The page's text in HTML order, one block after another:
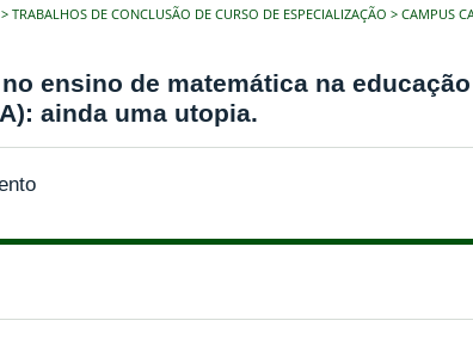
TRABALHOS DE CONCLUSÃO DE CURSO DE ESPECIALIZAÇÃO
CAMPUS
ensino de matemática na
ainda uma utopia.